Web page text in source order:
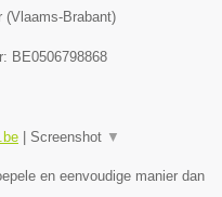
(Vlaams-Brabant)
BE0506798868
| Screenshot ▼
en eenvoudige manier dan